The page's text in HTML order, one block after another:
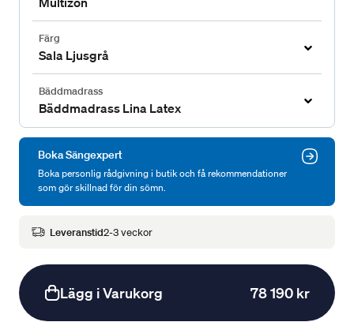
Färg
Sala Ljusgrå
Bäddmadrass
Bäddmadrass Lina Latex
Boka Sängexpert
Boka personlig rådgivning i butik och få rekommendationer
som gör skillnad för din sömn.
Leveranstid2-3 veckor
Lägg i Varukorg 78 190 kr